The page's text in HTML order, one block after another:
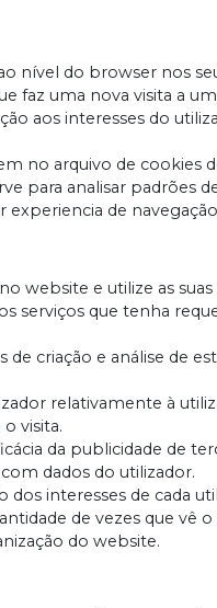
nível do browser nos
faz uma nova visita a
aos interesses do
no arquivo de cookies
para analisar padrões
de
website e utilize as
serviços que tenha
criação e análise de
relativamente à
visita.
da publicidade de
dados do utilizador.
interesses de cada
de vezes que vê o
do website.